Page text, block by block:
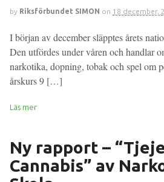
by Riksförbundet SIMON on 18 december,
I början av december släpptes årets
Den utfördes under våren och handlar
narkotika, dopning, tobak och spel om
årskurs 9 […]
Läs mer
Ny rapport –
Cannabis” av